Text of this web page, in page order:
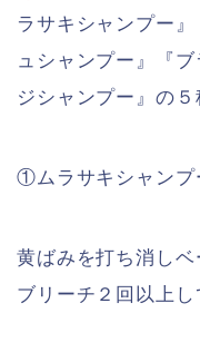
ラサキシャンプー
ュシャンプー』『
ジシャンプー』の５
①ムラサキシャンプ
黄ばみを打ち消しベ
ブリーチ２回以上し